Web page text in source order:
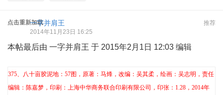
点击重新加载 推荐
一字并肩王
2014年11月23日 16:25
本帖最后由 一字并肩王 于 2015年2月1日 12:03 编辑
375、八十亩胶泥地：57图，原著：马烽，改编：吴其柔，绘画：吴志明，责任
编辑：陈嘉梦，印刷：上海中华商务联合印刷有限公司，印张：1.28，2014年